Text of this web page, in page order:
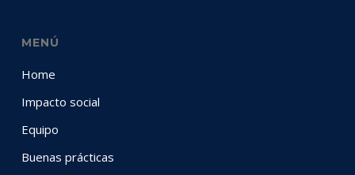
MENÚ
Home
Impacto social
Equipo
Buenas prácticas